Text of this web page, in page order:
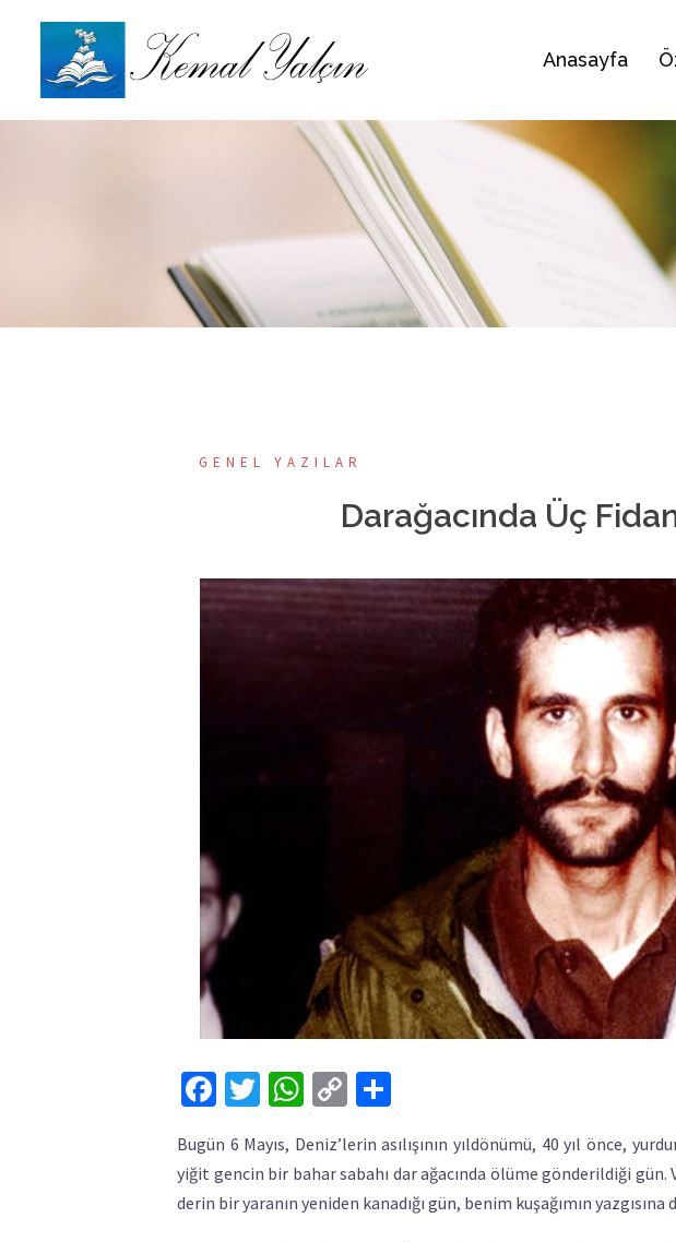
Anasayfa
GENEL YAZILAR
Darağacında Üç
Facebook
Twitter
WhatsApp
Copy
Bugün 6 Mayıs, Deniz’lerin asılışının yıldönümü, 40 yıl önce,
yiğit gencin bir bahar sabahı dar ağacında ölüme gönderildiği gün.
derin bir yaranın yeniden kanadığı gün, benim kuşağımın